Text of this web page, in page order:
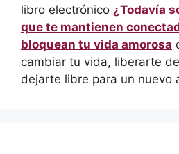
libro electrónico ¿Todavía
que te mantienen
bloquean tu vida amorosa
cambiar tu vida, liberarte
dejarte libre para un nuevo